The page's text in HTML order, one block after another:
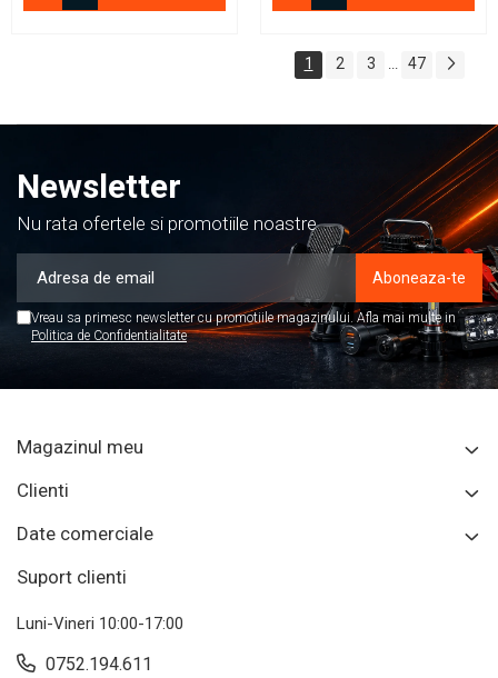
1 2 3 ... 47
Newsletter
Nu rata ofertele si promotiile noastre
Vreau sa primesc newsletter cu promotiile magazinului. Afla mai multe in
Politica de Confidentialitate
Magazinul meu
Clienti
Date comerciale
Suport clienti
Luni-Vineri 10:00-17:00
0752.194.611